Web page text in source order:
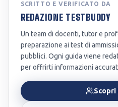
SCRITTO E VERIFICATO DA
REDAZIONE TESTBUDDY
Un team di docenti, tutor e
preparazione ai test di
pubblici. Ogni guida viene
per offrirti informazioni
Scopri